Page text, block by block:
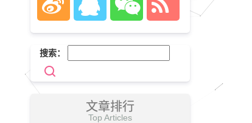
搜索：
文章排行
Top Articles